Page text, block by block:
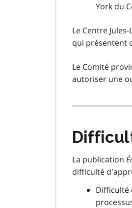
York du
Le Centre
qui présentent
Le Comité
autoriser une
La publication
difficulté
Difficulté